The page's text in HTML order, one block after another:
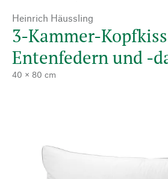
Heinrich Häussling
3-Kammer-
Entenfedern und -
40 × 80 cm